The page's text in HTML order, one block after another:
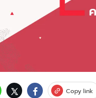
Copy link